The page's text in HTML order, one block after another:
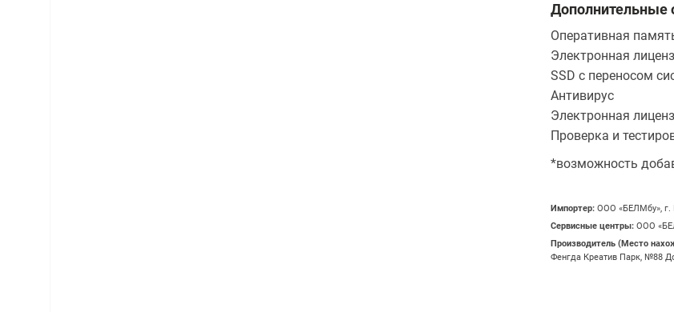
Дополнительные
Оперативная
Электронная
SSD с переносом
Антивирус
Электронная
Проверка и
*возможность
Импортер: OOO «БЕЛМбу»,
Сервисные центры: OOO
Производитель (Место
Фенгда Креатив Парк, №88